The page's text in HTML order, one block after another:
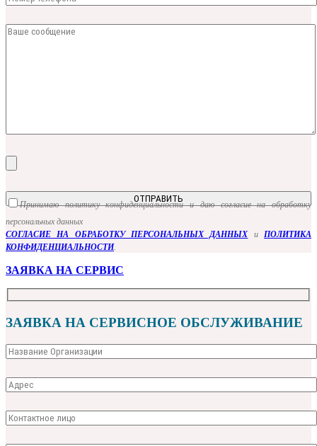
Принимаю политику конфиденциальности и даю согласие на обработку
персональных данных
СОГЛАСИЕ НА ОБРАБОТКУ ПЕРСОНАЛЬНЫХ ДАННЫХ и ПОЛИТИКА
КОНФИДЕНЦИАЛЬНОСТИ.
ЗАЯВКА НА СЕРВИС
ЗАЯВКА НА СЕРВИСНОЕ ОБСЛУЖИВАНИЕ